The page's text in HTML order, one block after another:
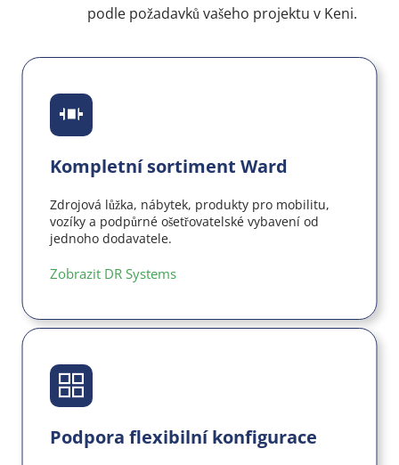
podle požadavků vašeho projektu v Keni.
Kompletní sortiment Ward
Zdrojová lůžka, nábytek, produkty pro mobilitu,
vozíky a podpůrné ošetřovatelské vybavení od
jednoho dodavatele.
Zobrazit DR Systems
Podpora flexibilní konfigurace